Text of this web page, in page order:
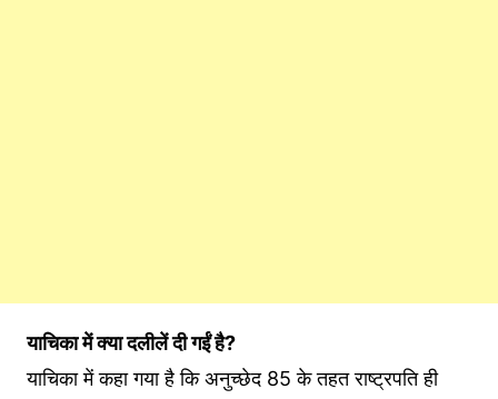
याचिका में क्या दलीलें दी गईं है?
याचिका में कहा गया है कि अनुच्छेद 85 के तहत राष्ट्रपति ही